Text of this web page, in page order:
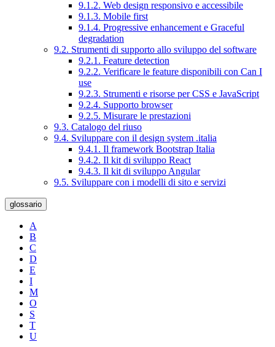
9.1.2. Web design responsivo e accessibile
9.1.3. Mobile first
9.1.4. Progressive enhancement e Graceful
degradation
9.2. Strumenti di supporto allo sviluppo del software
9.2.1. Feature detection
9.2.2. Verificare le feature disponibili con Can I
use
9.2.3. Strumenti e risorse per CSS e JavaScript
9.2.4. Supporto browser
9.2.5. Misurare le prestazioni
9.3. Catalogo del riuso
9.4. Sviluppare con il design system .italia
9.4.1. Il framework Bootstrap Italia
9.4.2. Il kit di sviluppo React
9.4.3. Il kit di sviluppo Angular
9.5. Sviluppare con i modelli di sito e servizi
glossario
A
B
C
D
E
I
M
O
S
T
U